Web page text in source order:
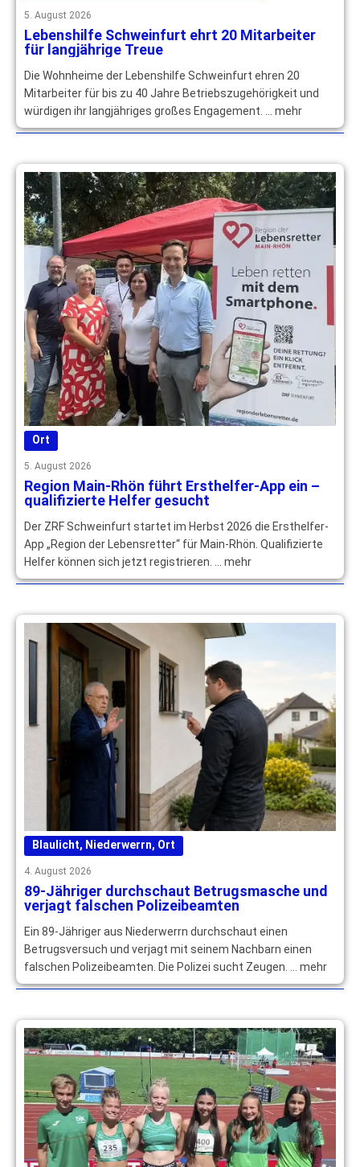
5. August 2026
Lebenshilfe Schweinfurt ehrt 20 Mitarbeiter
für langjährige Treue
Die Wohnheime der Lebenshilfe Schweinfurt ehren 20
Mitarbeiter für bis zu 40 Jahre Betriebszugehörigkeit und
würdigen ihr langjähriges großes Engagement. … mehr
Ort
5. August 2026
Region Main-Rhön führt Ersthelfer-App ein –
qualifizierte Helfer gesucht
Der ZRF Schweinfurt startet im Herbst 2026 die Ersthelfer-
App „Region der Lebensretter“ für Main-Rhön. Qualifizierte
Helfer können sich jetzt registrieren. … mehr
Blaulicht, Niederwerrn, Ort
4. August 2026
89-Jähriger durchschaut Betrugsmasche und
verjagt falschen Polizeibeamten
Ein 89-Jähriger aus Niederwerrn durchschaut einen
Betrugsversuch und verjagt mit seinem Nachbarn einen
falschen Polizeibeamten. Die Polizei sucht Zeugen. … mehr